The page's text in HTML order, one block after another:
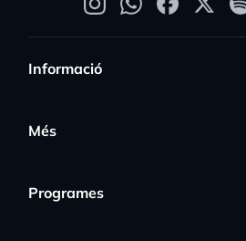
Informació
Més
Programes